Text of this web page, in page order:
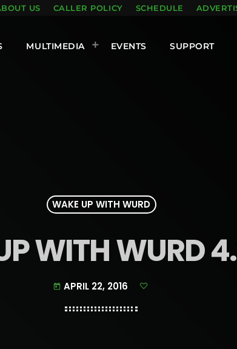
US CALLER POLICY SCHEDULE
MULTIMEDIA EVENTS SUPPORT
WAKE UP WITH WURD
WITH WURD
today APRIL 22, 2016